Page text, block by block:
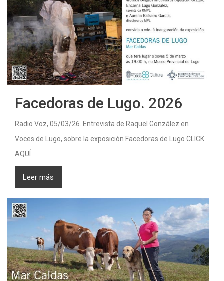
Facedoras de Lugo. 2026
Radio Voz, 05/03/26. Entrevista de Raquel González en
Voces de Lugo, sobre la exposición Facedoras de Lugo CLICK
AQUÍ
Leer más